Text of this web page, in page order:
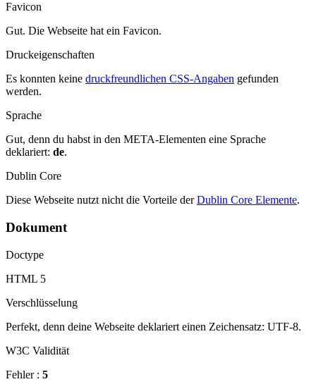
Favicon
Gut. Die Webseite hat ein Favicon.
Druckeigenschaften
Es konnten keine druckfreundlichen CSS-Angaben gefunden
werden.
Sprache
Gut, denn du habst in den META-Elementen eine Sprache
deklariert: de.
Dublin Core
Diese Webseite nutzt nicht die Vorteile derDublin Core Elemente.
Dokument
Doctype
HTML 5
Verschlüsselung
Perfekt, denn deine Webseite deklariert einen Zeichensatz: UTF-8.
W3C Validität
Fehler : 5